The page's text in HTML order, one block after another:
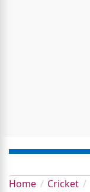
Home Cricket